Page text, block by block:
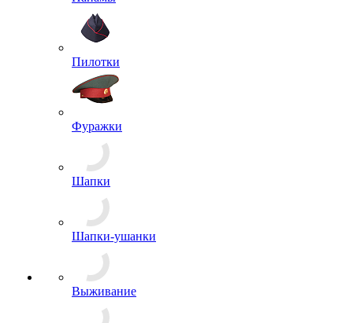
Панамы
Пилотки
Фуражки
Шапки
Шапки-ушанки